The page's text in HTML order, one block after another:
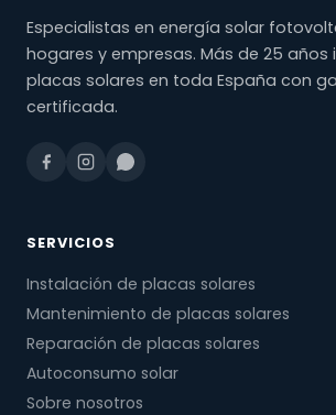
Especialistas en energía solar
hogares y empresas. Más de 25 años
placas solares en toda España con
certificada.
SERVICIOS
Instalación de placas solares
Mantenimiento de placas solares
Reparación de placas solares
Autoconsumo solar
Sobre nosotros